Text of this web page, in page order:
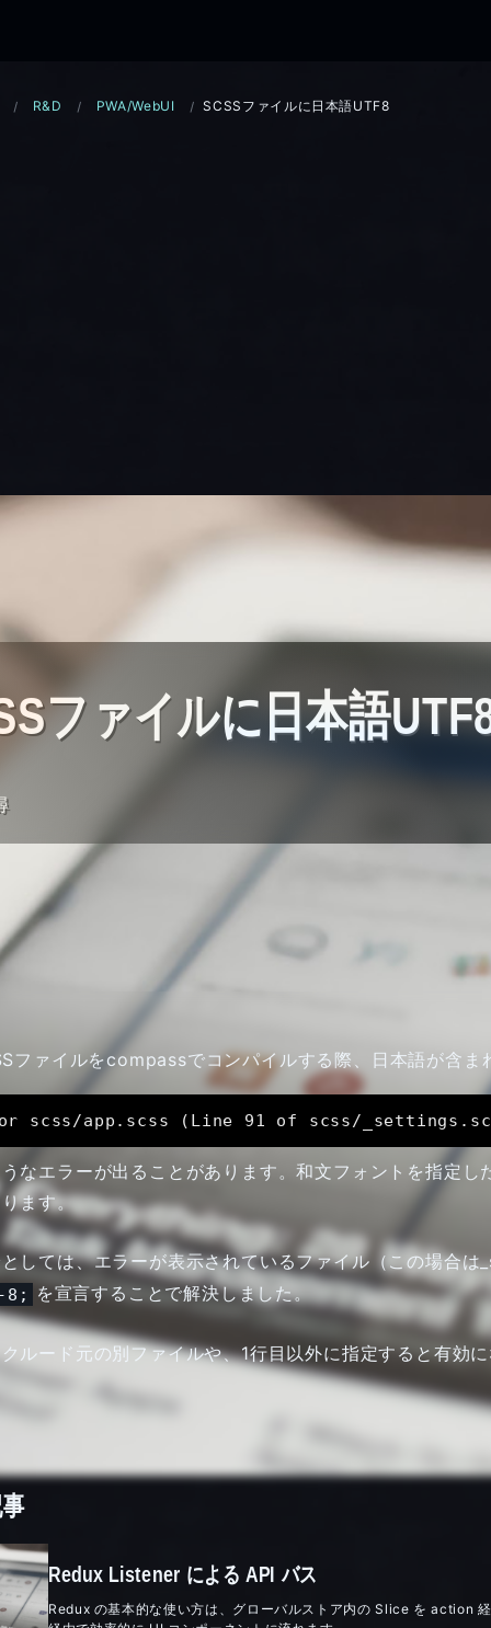
R&D PWA/WebUI SCSSファイルに日本語UTF8
ファイルに日本語
ファイルをcompassでコンパイルする際、日本語が含ま
scss/app.scss (Line 91 of scss/
なエラーが出ることがあります。和文フォントを指定
ます。
しては、エラーが表示されているファイル（この場合
を宣言することで解決しました。
ルード元の別ファイルや、1行目以外に指定すると有効
Redux Listener による API バス
Redux の基本的な使い方は、グローバルストア内の Slice を action